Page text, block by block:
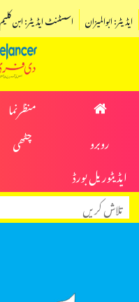
اسسٹنٹ ایڈیٹر: ابن کلیم ایڈیٹر: ابوالمیزان
منظرنما
روبرو
چٹھی
ایڈیٹوریل بورڈ